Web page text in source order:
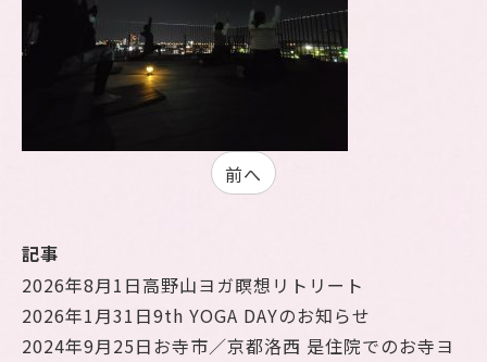
前へ
記事
2026年8月1日高野山ヨガ瞑想リトリート
2026年1月31日9th YOGA DAYのお知らせ
2024年9月25日お寺市／京都洛西 是住院でのお寺ヨ